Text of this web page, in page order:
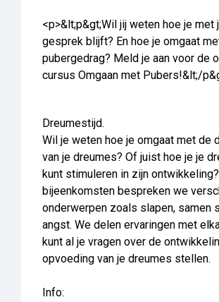
<p>&lt;p&gt;Wil jij weten hoe je met
gesprek blijft? En hoe je omgaat
pubergedrag? Meld je aan voor de
cursus Omgaan met Pubers!&lt;/
Dreumestijd.
Wil je weten hoe je omgaat met de
van je dreumes? Of juist hoe je je
kunt stimuleren in zijn
bijeenkomsten bespreken we
onderwerpen zoals slapen, samen
angst. We delen ervaringen met
kunt al je vragen over de
opvoeding van je dreumes stellen.
Info: